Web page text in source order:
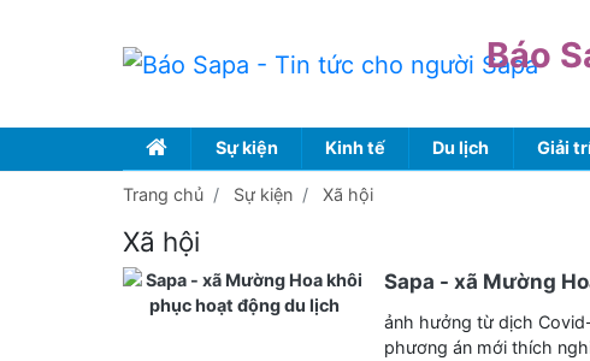
Báo
Sự kiện Kinh tế Du lịch Giải
Trang chủ Sự kiện Xã hội
Xã hội
Sapa - xã Mường
ảnh hưởng từ dịch
phương án mới thích